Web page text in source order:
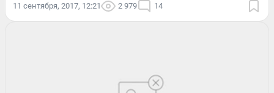
11 сентября, 2017, 12:21 2 979 14